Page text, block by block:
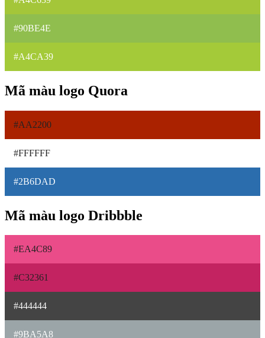
#90BE4E
#A4CA39
Mã màu logo Quora
#AA2200
#FFFFFF
#2B6DAD
Mã màu logo Dribbble
#EA4C89
#C32361
#444444
#9BA5A8